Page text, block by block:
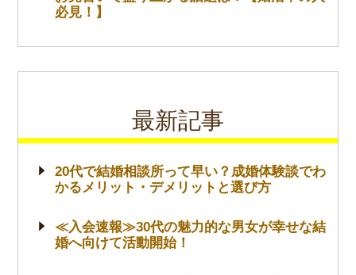
必見！】
最新記事
20代で結婚相談所って早い？成婚体験談でわ
かるメリット・デメリットと選び方
≪入会速報≫30代の魅力的な男女が幸せな結
婚へ向けて活動開始！